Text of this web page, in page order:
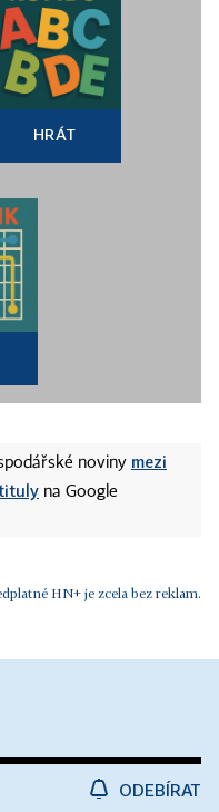
HRÁT
noviny mezi
na Google
HN+ je zcela bez reklam.
ODEBÍRAT